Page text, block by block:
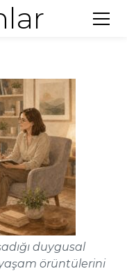
duygusal
örüntülerini